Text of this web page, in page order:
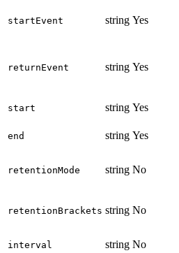
startEvent string Yes
returnEvent string Yes
start string Yes
end string Yes
retentionMode string No
retentionBrackets string No
interval string No